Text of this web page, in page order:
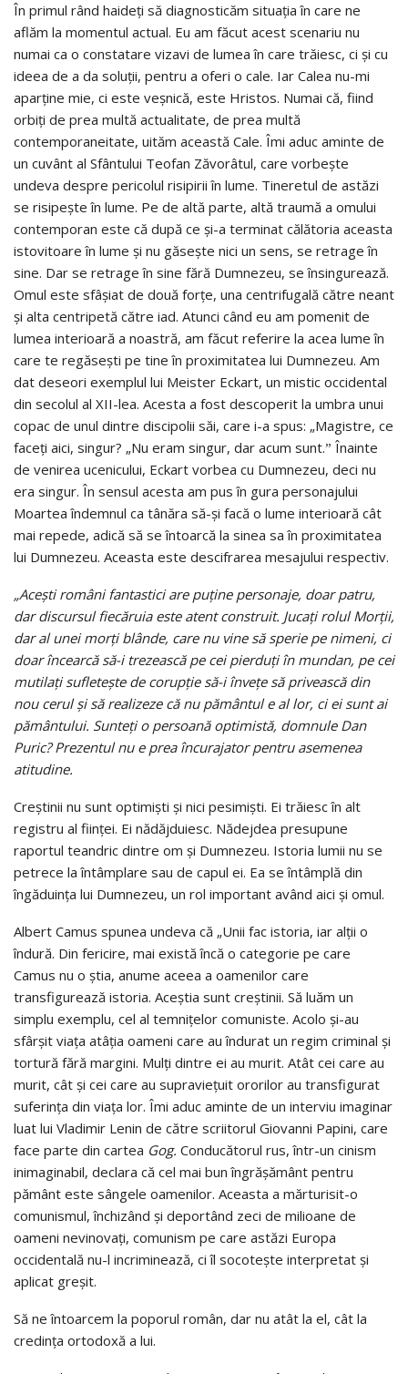
În primul rând haideți să diagnosticăm situația în care ne
aflăm la momentul actual. Eu am făcut acest scenariu nu
numai ca o constatare vizavi de lumea în care trăiesc, ci și cu
ideea de a da soluții, pentru a oferi o cale. Iar Calea nu-mi
aparține mie, ci este veșnică, este Hristos. Numai că, fiind
orbiți de prea multă actualitate, de prea multă
contemporaneitate, uităm această Cale. Îmi aduc aminte de
un cuvânt al Sfântului Teofan Zăvorâtul, care vorbește
undeva despre pericolul risipirii în lume. Tineretul de astăzi
se risipește în lume. Pe de altă parte, altă traumă a omului
contemporan este că după ce și-a terminat călătoria aceasta
istovitoare în lume și nu găsește nici un sens, se retrage în
sine. Dar se retrage în sine fără Dumnezeu, se însingurează.
Omul este sfâșiat de două forțe, una centrifugală către neant
și alta centripetă către iad. Atunci când eu am pomenit de
lumea interioară a noastră, am făcut referire la acea lume în
care te regăsești pe tine în proximitatea lui Dumnezeu. Am
dat de­seori exemplul lui Meister Eckart, un mistic occidental
din secolul al XII-lea. Acesta a fost descoperit la umbra unui
copac de unul dintre discipolii săi, care i-a spus: „Magistre, ce
faceți aici, singur? „Nu eram singur, dar acum sunt.ˮ Înainte
de venirea ucenicului, Eckart vorbea cu Dumnezeu, deci nu
era singur. În sensul acesta am pus în gura personajului
Moartea îndemnul ca tânăra să-și facă o lume interioară cât
mai repede, adică să se întoarcă la sinea sa în proximitatea
lui Dumnezeu. Aceasta este descifrarea mesajului respectiv.
„Acești români fantastici are puține personaje, doar patru,
dar discursul fiecăruia este atent construit. Jucați rolul Morții,
dar al unei morți blânde, care nu vine să sperie pe nimeni, ci
doar încearcă să-i trezească pe cei pierduți în mundan, pe cei
mutilați sufletește de corupție să-i învețe să privească din
nou cerul și să realizeze că nu pământul e al lor, ci ei sunt ai
pământului. Sunteți o persoană optimistă, domnule Dan
Puric? Prezentul nu e prea încurajator pentru asemenea
atitudine.
Creștinii nu sunt optimiști și nici pesimiști. Ei trăiesc în alt
registru al ființei. Ei nădăjduiesc. Nădejdea presupune
raportul teandric dintre om și Dumnezeu. Istoria lumii nu se
petrece la întâmplare sau de capul ei. Ea se întâmplă din
îngăduința lui Dumnezeu, un rol important având aici și omul.
Albert Camus spunea undeva că „Unii fac istoria, iar alții o
îndură. Din fericire, mai există încă o categorie pe care
Camus nu o știa, anume aceea a oamenilor care
transfigurează istoria. Aceștia sunt creștinii. Să luăm un
simplu exemplu, cel al temnițelor comuniste. Acolo și-au
sfârșit viața atâția oameni care au îndurat un regim criminal și
tortură fără margini. Mulți dintre ei au murit. Atât cei care au
murit, cât și cei care au supra­viețuit ororilor au transfigurat
suferința din viața lor. Îmi aduc aminte de un interviu imaginar
luat lui Vladimir Lenin de către scriitorul Giovanni Papini, care
face parte din cartea Gog. Conducătorul rus, într-un cinism
inimaginabil, declara că cel mai bun îngrășământ pentru
pământ este sângele oamenilor. Aceasta a mărturisit-o
comunismul, închizând și deportând zeci de milioane de
oameni nevinovați, comunism pe care astăzi Europa
occidentală nu-l incriminează, ci îl socotește interpretat și
aplicat greșit.
Să ne întoarcem la poporul român, dar nu atât la el, cât la
credința ortodoxă a lui.